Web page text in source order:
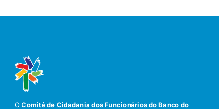
OComitê de Cidadania dos Funcionários do Banco do